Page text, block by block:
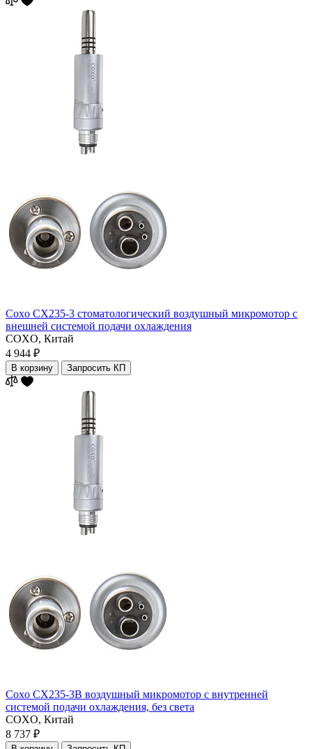
Coxo CX235-3 стоматологический воздушный микромотор с
внешней системой подачи охлаждения
COXO, Китай
4 944 ₽
В корзину Запросить КП
Coxo CX235-3B воздушный микромотор с внутренней
системой подачи охлаждения, без света
COXO, Китай
8 737 ₽